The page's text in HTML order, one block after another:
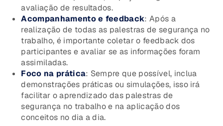
avaliação de resultados.
Acompanhamento e feedback: Após a
realização de todas as palestras de segurança no
trabalho, é importante coletar o feedback dos
participantes e avaliar se as informações foram
assimiladas.
Foco na prática: Sempre que possível, inclua
demonstrações práticas ou simulações, isso irá
facilitar o aprendizado das palestras de
segurança no trabalho e na aplicação dos
conceitos no dia a dia.